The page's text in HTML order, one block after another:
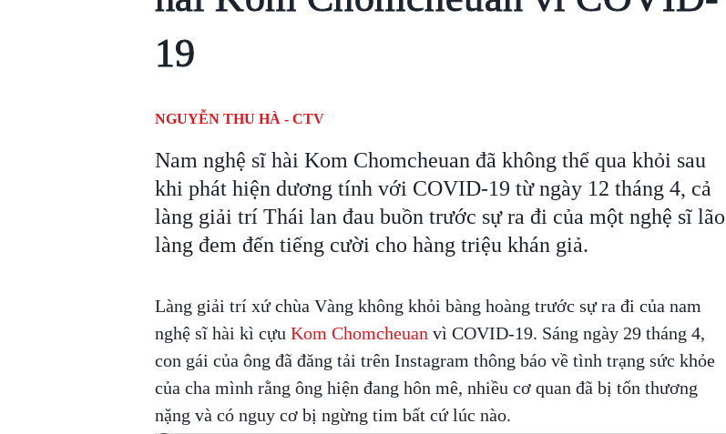
19
NGUYỄN THU HÀ - CTV
Nam nghệ sĩ hài Kom Chomcheuan đã không thể qua khỏi sau
khi phát hiện dương tính với COVID-19 từ ngày 12 tháng 4, cả
làng giải trí Thái lan đau buồn trước sự ra đi của một nghệ sĩ lão
làng đem đến tiếng cười cho hàng triệu khán giả.
Làng giải trí xứ chùa Vàng không khỏi bàng hoàng trước sự ra đi của nam
nghệ sĩ hài kì cựu Kom Chomcheuan vì COVID-19. Sáng ngày 29 tháng 4,
con gái của ông đã đăng tải trên Instagram thông báo về tình trạng sức khỏe
của cha mình rằng ông hiện đang hôn mê, nhiều cơ quan đã bị tổn thương
nặng và có nguy cơ bị ngừng tim bất cứ lúc nào.